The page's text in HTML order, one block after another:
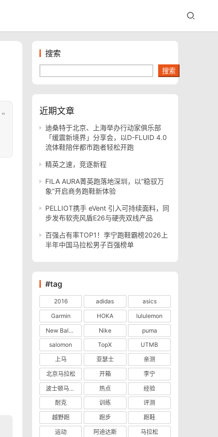
搜索
搜索
近期文章
迪桑特于北京、上海举办行动家俱乐部
「缓震新境界」分享会，以D-FLUID 4.0
流体鞋陪伴都市跑者轻松开跑
精英之速，竞逐新程
FILA AURA菁英跑落地深圳，以“稳驭万
象”开启商务跑鞋新体验
PELLIOT携手 eVent 引入可持续面料，同
步发布软壳风盾E26与硬壳双线产品
百强占有率TOP1！李宁跑鞋霸榜2026上
半年中国马拉松男子百强榜单
#tag
2016 adidas
asics
Garmin
HOKA
lululemon
New Balance
Nike
puma
salomon
TopX
UTMB
上马
亚瑟士
亲测
北京马拉松
开箱
李宁
波士顿马拉松
热点
经验
耐克
训练
评测
越野跑
跑步
跑鞋
运动
阿迪达斯 马拉松